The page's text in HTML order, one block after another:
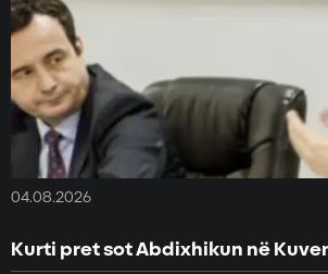
04.08.2026
Kurti pret sot Abdixhikun në